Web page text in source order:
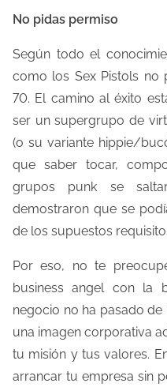
No pidas permiso
Según todo el
como los Sex Pistols no
70. El camino al éxito
ser un supergrupo de
(o su variante hippie/
que saber tocar,
grupos punk se
demostraron que se
de los supuestos
Por eso, no te
business angel con la
negocio no ha pasado de
una imagen corporativa
tu misión y tus valores.
arrancar tu empresa sin